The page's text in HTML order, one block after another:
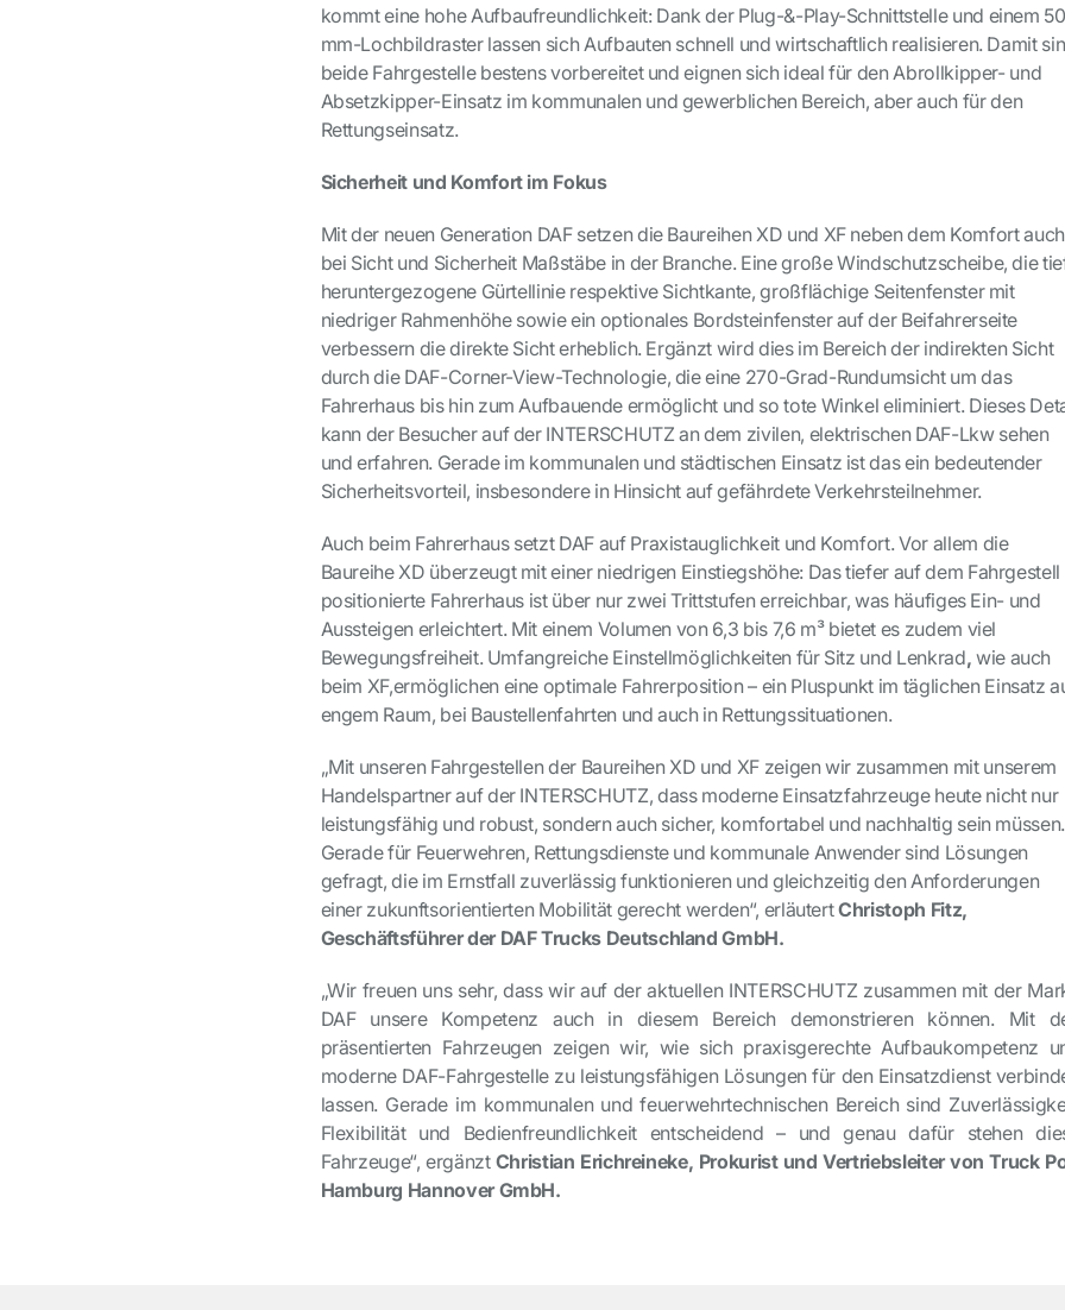
kommt eine hohe Aufbaufreundlichkeit: Dank der Plug-&-Play-Schnittstelle und einem
mm-Lochbildraster lassen sich Aufbauten schnell und wirtschaftlich realisieren. Damit
beide Fahrgestelle bestens vorbereitet und eignen sich ideal für den Abrollkipper- und
Absetzkipper-Einsatz im kommunalen und gewerblichen Bereich, aber auch für den
Rettungseinsatz.
Sicherheit und Komfort im Fokus
Mit der neuen Generation DAF setzen die Baureihen XD und XF neben dem Komfort auch
bei Sicht und Sicherheit Maßstäbe in der Branche. Eine große Windschutzscheibe, die
heruntergezogene Gürtellinie respektive Sichtkante, großflächige Seitenfenster mit
niedriger Rahmenhöhe sowie ein optionales Bordsteinfenster auf der Beifahrerseite
verbessern die direkte Sicht erheblich. Ergänzt wird dies im Bereich der indirekten Sicht
durch die DAF-Corner-View-Technologie, die eine 270-Grad-Rundumsicht um das
Fahrerhaus bis hin zum Aufbauende ermöglicht und so tote Winkel eliminiert. Dieses
kann der Besucher auf der INTERSCHUTZ an dem zivilen, elektrischen DAF-Lkw sehen
und erfahren. Gerade im kommunalen und städtischen Einsatz ist das ein bedeutender
Sicherheitsvorteil, insbesondere in Hinsicht auf gefährdete Verkehrsteilnehmer.
Auch beim Fahrerhaus setzt DAF auf Praxistauglichkeit und Komfort. Vor allem die
Baureihe XD überzeugt mit einer niedrigen Einstiegshöhe: Das tiefer auf dem Fahrgestell
positionierte Fahrerhaus ist über nur zwei Trittstufen erreichbar, was häufiges Ein- und
Aussteigen erleichtert. Mit einem Volumen von 6,3 bis 7,6 m³ bietet es zudem viel
Bewegungsfreiheit. Umfangreiche Einstellmöglichkeiten für Sitz und Lenkrad, wie auch
beim XF,ermöglichen eine optimale Fahrerposition – ein Pluspunkt im täglichen Einsatz
engem Raum, bei Baustellenfahrten und auch in Rettungssituationen.
„Mit unseren Fahrgestellen der Baureihen XD und XF zeigen wir zusammen mit unserem
Handelspartner auf der INTERSCHUTZ, dass moderne Einsatzfahrzeuge heute nicht nur
leistungsfähig und robust, sondern auch sicher, komfortabel und nachhaltig sein müssen.
Gerade für Feuerwehren, Rettungsdienste und kommunale Anwender sind Lösungen
gefragt, die im Ernstfall zuverlässig funktionieren und gleichzeitig den Anforderungen
einer zukunftsorientierten Mobilität gerecht werden“, erläutertChristoph Fitz,
Geschäftsführer der DAF Trucks Deutschland GmbH.
„Wir freuen uns sehr, dass wir auf der aktuellen INTERSCHUTZ zusammen mit der
DAF unsere Kompetenz auch in diesem Bereich demonstrieren können. Mit
präsentierten Fahrzeugen zeigen wir, wie sich praxisgerechte Aufbaukompetenz
moderne DAF-Fahrgestelle zu leistungsfähigen Lösungen für den Einsatzdienst
lassen. Gerade im kommunalen und feuerwehrtechnischen Bereich sind
Flexibilität und Bedienfreundlichkeit entscheidend – und genau dafür stehen
Fahrzeuge“, ergänzt Christian Erichreineke, Prokurist und Vertriebsleiter von Truck
Hamburg Hannover GmbH.